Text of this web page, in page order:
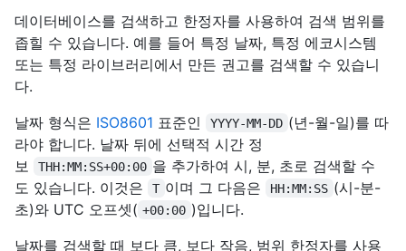
데이터베이스를 검색하고 한정자를 사용하여 검색 범위를
좁힐 수 있습니다. 예를 들어 특정 날짜, 특정 에코시스템
또는 특정 라이브러리에서 만든 권고를 검색할 수 있습니
다.
날짜 형식은 ISO8601 표준인 YYYY-MM-DD (년-월-일)를 따
라야 합니다. 날짜 뒤에 선택적 시간 정
보
THH:MM:SS+00:00 을 추가하여 시, 분, 초로 검색할 수
도 있습니다. 이것은
T 이며 그 다음은 HH:MM:SS (시-분-
초)와 UTC 오프셋( +00:00 )입니다.
날짜를 검색할 때 보다 큼, 보다 작음, 범위 한정자를 사용